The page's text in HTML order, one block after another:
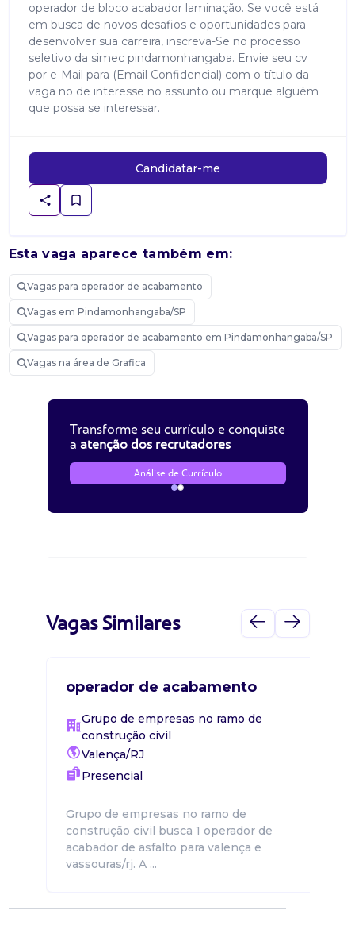
operador de bloco acabador laminação. Se você está
em busca de novos desafios e oportunidades para
desenvolver sua carreira, inscreva-Se no processo
seletivo da simec pindamonhangaba. Envie seu cv
por e-Mail para (Email Confidencial) com o título da
vaga no de interesse no assunto ou marque alguém
que possa se interessar.
Candidatar-me
Esta vaga aparece também em:
Vagas para operador de acabamento
Vagas em Pindamonhangaba/SP
Vagas para operador de acabamento em Pindamonhangaba/SP
Vagas na área de Grafica
Transforme seu currículo e conquiste
a atenção dos recrutadores
Análise de Currículo
Vagas Similares
operador de acabamento
Grupo de empresas no ramo de
construção civil
Valença/RJ
Presencial
Grupo de empresas no ramo de
construção civil busca 1 operador de
acabador de asfalto para valença e
vassouras/rj. A ...